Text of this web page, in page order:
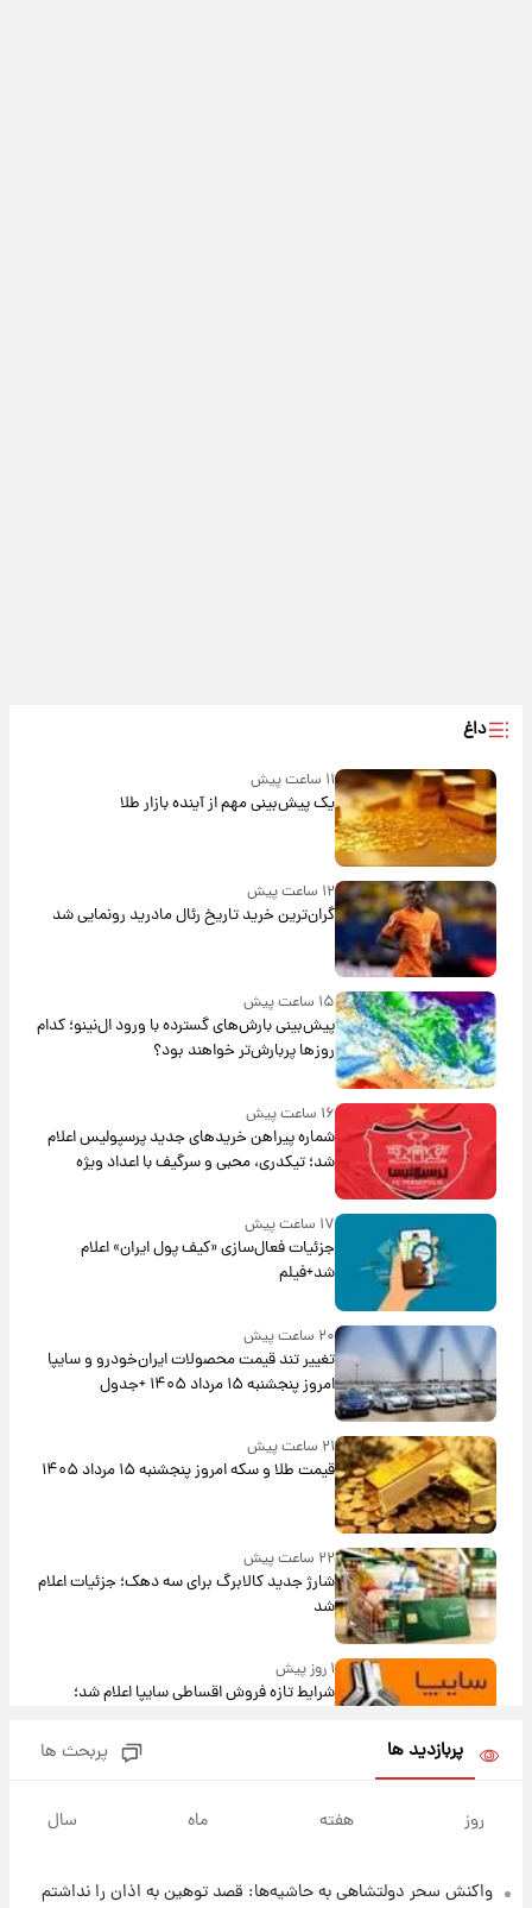
داغ
۱۱ ساعت پیش
یک پیش‌بینی مهم از آینده بازار طلا
۱۲ ساعت پیش
گران‌ترین خرید تاریخ رئال مادرید رونمایی شد
۱۵ ساعت پیش
پیش‌بینی بارش‌های گسترده با ورود ال‌نینو؛ کدام
روزها پربارش‌تر خواهند بود؟
۱۶ ساعت پیش
شماره پیراهن خریدهای جدید پرسپولیس اعلام
شد؛ تیکدری، محبی و سرگیف با اعداد ویژه
۱۷ ساعت پیش
جزئیات فعال‌سازی «کیف پول ایران» اعلام
شد+فیلم
۲۰ ساعت پیش
تغییر تند قیمت محصولات ایران‌خودرو و سایپا
امروز پنجشنبه ۱۵ مرداد ۱۴۰۵ +جدول
۲۱ ساعت پیش
قیمت طلا و سکه امروز پنجشنبه ۱۵ مرداد ۱۴۰۵
۲۲ ساعت پیش
شارژ جدید کالابرگ برای سه دهک؛ جزئیات اعلام
شد
۱ روز پیش
شرایط تازه فروش اقساطی سایپا اعلام شد؛
قیمت سکه و طلا فردا
۱ روز پیش
پربازدید ها پربحث ها
روز هفته ماه سال
واکنش سحر دولتشاهی به حاشیه‌ها: قصد توهین به اذان را نداشتم